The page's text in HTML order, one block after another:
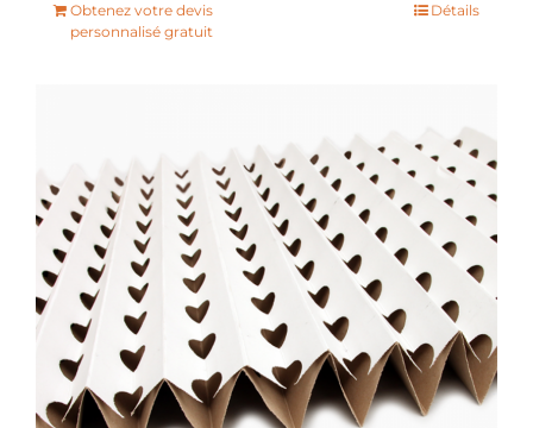
Obtenez votre devis
personnalisé gratuit
Détails